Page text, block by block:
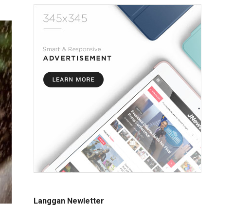
Langgan Newletter